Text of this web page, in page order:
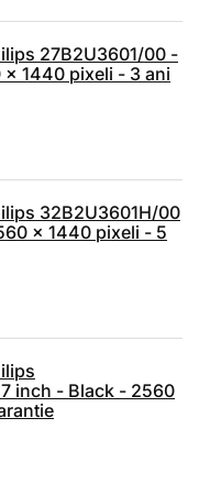
27B2U3601/00 -
1440 pixeli - 3 ani
lei.
32B2U3601H/00
x 1440 pixeli - 5
lei.
inch - Black - 2560